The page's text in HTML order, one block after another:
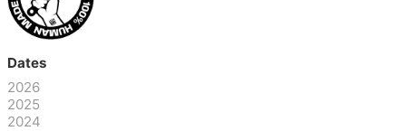
Dates
2026
2025
2024